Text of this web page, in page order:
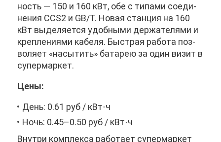
ность — 150 и 160 кВт, обе с ти­па­ми со­еди­
не­ния CCS2 и GB/T. Но­вая стан­ция на 160
кВт вы­де­ля­ет­ся удоб­ны­ми дер­жа­те­ля­ми и
креп­ле­ни­я­ми ка­бе­ля. Быст­рая ра­бо­та поз­
во­ля­ет «на­сы­тить» ба­та­рею за один ви­зит в
су­пер­мар­кет.
Це­ны:
День: 0.61 руб / кВт⋅ч
Ночь: 0.45–0.50 руб / кВт⋅ч
Внут­ри ком­плек­са ра­бо­та­ет су­пер­мар­кет